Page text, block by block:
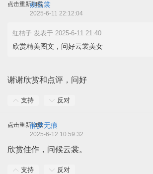
点击重新加载
姚云裳
2025-6-11 22:12:04
红桔子 发表于 2025-6-11 21:40
欣赏精美图文，问好云裳美女
谢谢欣赏和点评，问好
支持 反对
点击重新加载醉梦无痕
2025-6-12 10:59:32
欣赏佳作，问候云裳。
支持 反对